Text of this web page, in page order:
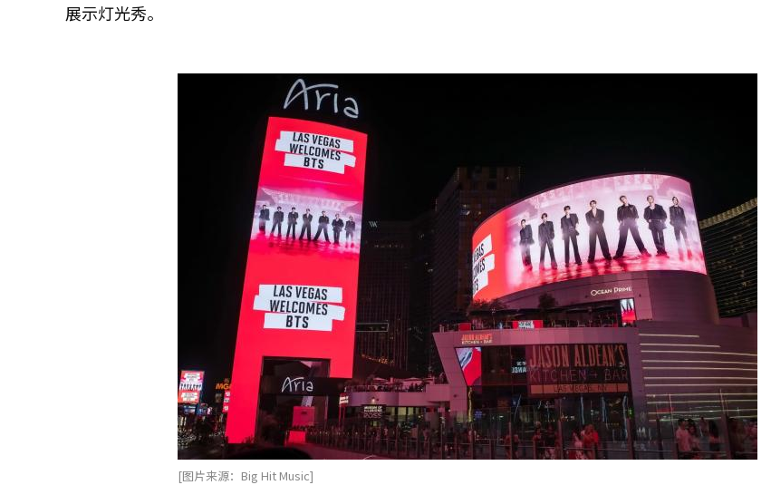
展示灯光秀。
[图片来源：Big Hit Music]